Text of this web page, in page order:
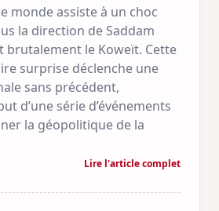
monde assiste à un choc
la direction de Saddam
brutalement le Koweït. Cette
surprise déclenche une
sans précédent,
d’une série d’événements
la géopolitique de la
Lire l'article complet